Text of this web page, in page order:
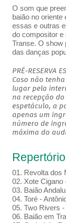
O som que
baião no
essas e outras
do compositor e
Transe. O show
das danças
PRÉ-RESERVA
Caso não
lugar pela
na recepção do
espetáculo, a
apenas um
número de
máxima do
Repertório
01. Revolta dos
02. Xote Cigano
03. Baião
04. Toré -
05. Two Rivers
06. Baião em